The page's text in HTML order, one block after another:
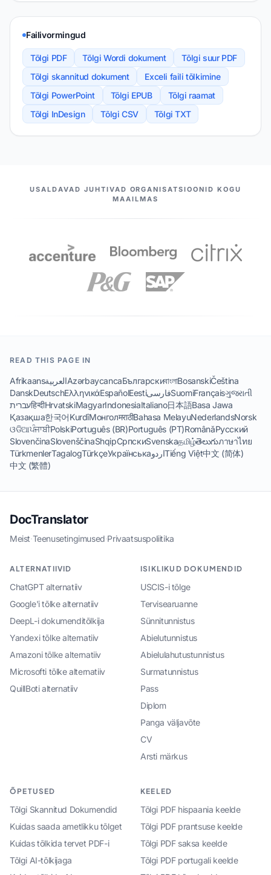
Failivormingud
Tõlgi PDF Tõlgi Wordi dokument
Tõlgi suur PDF
Tõlgi skannitud dokument
Exceli faili tõlkimine
Tõlgi PowerPoint
Tõlgi EPUB
Tõlgi raamat
Tõlgi InDesign
Tõlgi CSV Tõlgi TXT
MEIE PARTNERID
USALDAVAD JUHTIVAD ORGANISATSIOONID KOGU
MAAILMAS
READ THIS PAGE IN
AfrikaansالعربيةAzərbaycancaБългарскиবাংলাBosanskiČeština
DanskDeutschΕλληνικάEspañolEestiفارسیSuomiFrançaisગુજરાતી
עבריתहिन्दीHrvatskiMagyarIndonesiaItaliano日本語Basa Jawa
Қазақша한국어KurdîМонголमराठीBahasa MelayuNederlandsNorsk
ଓଡିଆਪੰਜਾਬੀPolskiPortuguês (BR)Português (PT)RomânăРусский
SlovenčinaSlovenščinaShqipСрпскиSvenskaதமிழ்తెలుగుภาษาไทย
TürkmenlerTagalogTürkçeУкраїнськаاردوTiếng Việt中文 (简体)
中文 (繁體)
DocTranslator
Meist·Teenusetingimused·Privaatsuspoliitika
ALTERNATIIVID
ChatGPT alternatiiv
Google'i tõlke alternatiiv
DeepL-i dokumenditõlkija
Yandexi tõlke alternatiiv
Amazoni tõlke alternatiiv
Microsofti tõlke alternatiiv
QuillBoti alternatiiv
ISIKLIKUD DOKUMENDID
USCIS-i tõlge
Tervisearuanne
Sünnitunnistus
Abielutunnistus
Abielulahutustunnistus
Surmatunnistus
Pass
Diplom
Panga väljavõte
CV
Arsti märkus
ÕPETUSED
Tõlgi Skannitud Dokumendid
Kuidas saada ametlikku tõlget
Kuidas tõlkida tervet PDF-i
Tõlgi AI-tõlkijaga
KEELED
Tõlgi PDF hispaania keelde
Tõlgi PDF prantsuse keelde
Tõlgi PDF saksa keelde
Tõlgi PDF portugali keelde